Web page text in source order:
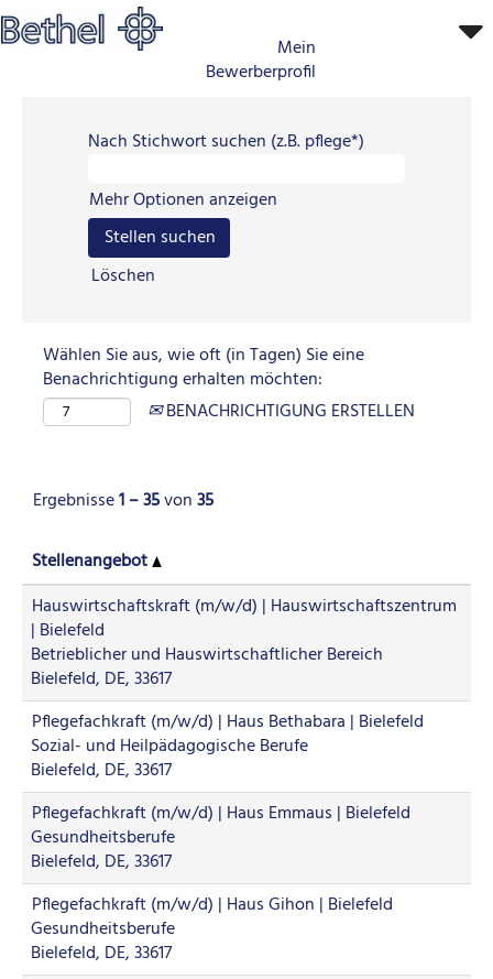
Mein
Bewerberprofil
Nach Stichwort suchen (z.B. pflege*)
Mehr Optionen anzeigen
Löschen
Wählen Sie aus, wie oft (in Tagen) Sie eine
Benachrichtigung erhalten möchten:
BENACHRICHTIGUNG ERSTELLEN
Ergebnisse1 – 35von35
Stellenangebot
Hauswirtschaftskraft (m/w/d) | Hauswirtschaftszentrum
| Bielefeld
Betrieblicher und Hauswirtschaftlicher Bereich
Bielefeld, DE, 33617
Pflegefachkraft (m/w/d) | Haus Bethabara | Bielefeld
Sozial- und Heilpädagogische Berufe
Bielefeld, DE, 33617
Pflegefachkraft (m/w/d) | Haus Emmaus | Bielefeld
Gesundheitsberufe
Bielefeld, DE, 33617
Pflegefachkraft (m/w/d) | Haus Gihon | Bielefeld
Gesundheitsberufe
Bielefeld, DE, 33617